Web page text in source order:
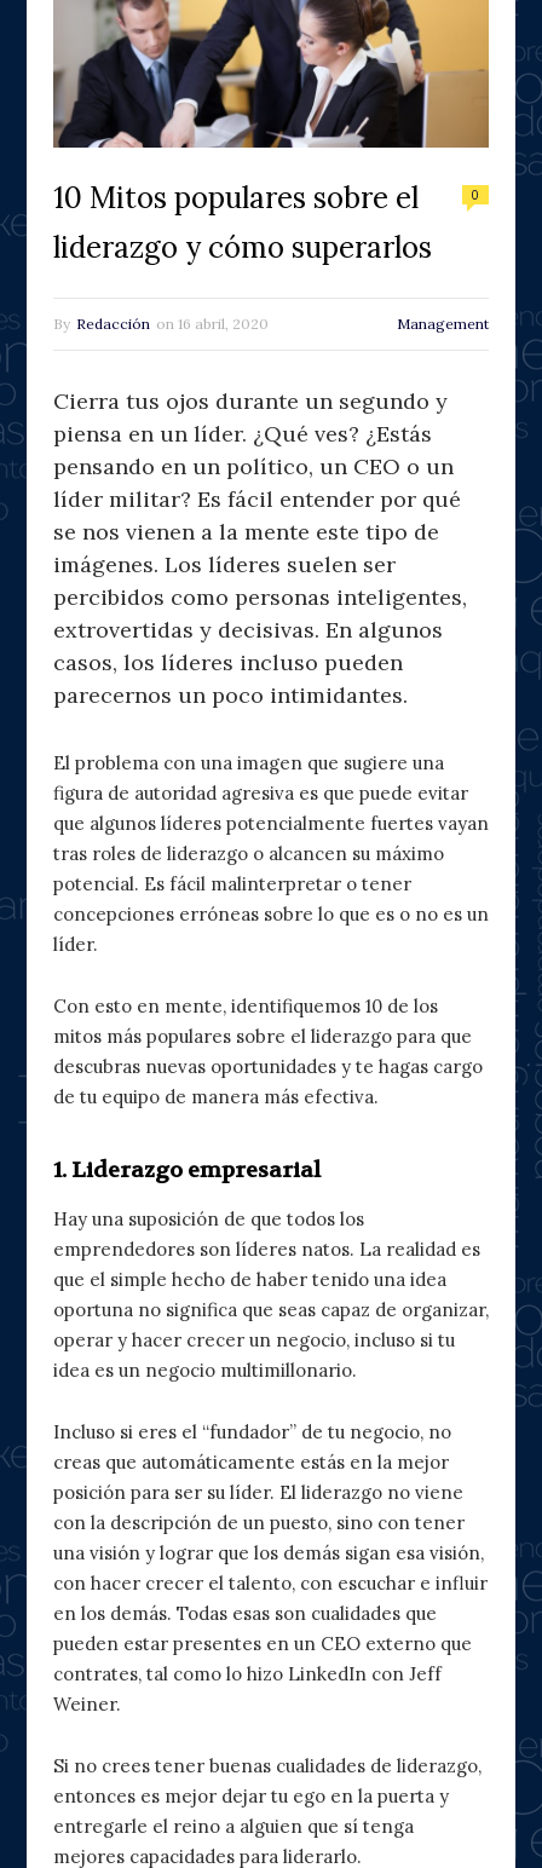
10 Mitos populares sobre el
liderazgo y cómo superarlos
0
By Redacción on 16 abril, 2020 Management
Cierra tus ojos durante un segundo y
piensa en un líder. ¿Qué ves? ¿Estás
pensando en un político, un CEO o un
líder militar? Es fácil entender por qué
se nos vienen a la mente este tipo de
imágenes. Los líderes suelen ser
percibidos como personas inteligentes,
extrovertidas y decisivas. En algunos
casos, los líderes incluso pueden
parecernos un poco intimidantes.
El problema con una imagen que sugiere una
figura de autoridad agresiva es que puede evitar
que algunos líderes potencialmente fuertes vayan
tras roles de liderazgo o alcancen su máximo
potencial. Es fácil malinterpretar o tener
concepciones erróneas sobre lo que es o no es un
líder.
Con esto en mente, identifiquemos 10 de los
mitos más populares sobre el liderazgo para que
descubras nuevas oportunidades y te hagas cargo
de tu equipo de manera más efectiva.
1. Liderazgo empresarial
Hay una suposición de que todos los
emprendedores son líderes natos. La realidad es
que el simple hecho de haber tenido una idea
oportuna no significa que seas capaz de organizar,
operar y hacer crecer un negocio, incluso si tu
idea es un negocio multimillonario.
Incluso si eres el “fundador” de tu negocio, no
creas que automáticamente estás en la mejor
posición para ser su líder. El liderazgo no viene
con la descripción de un puesto, sino con tener
una visión y lograr que los demás sigan esa visión,
con hacer crecer el talento, con escuchar e influir
en los demás. Todas esas son cualidades que
pueden estar presentes en un CEO externo que
contrates, tal como lo hizo LinkedIn con Jeff
Weiner.
Si no crees tener buenas cualidades de liderazgo,
entonces es mejor dejar tu ego en la puerta y
entregarle el reino a alguien que sí tenga
mejores capacidades para liderarlo.